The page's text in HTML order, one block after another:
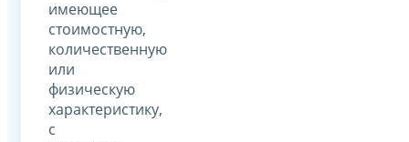
имеющее
стоимостную,
количественную
или
физическую
характеристику,
с